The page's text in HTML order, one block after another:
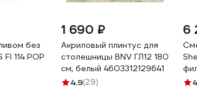
без
114 POP
1 690 ₽
Акриловый плинтус для
столешницы BNV ГЛ12 180
см, белый 4603312129641
4.9(29)
6